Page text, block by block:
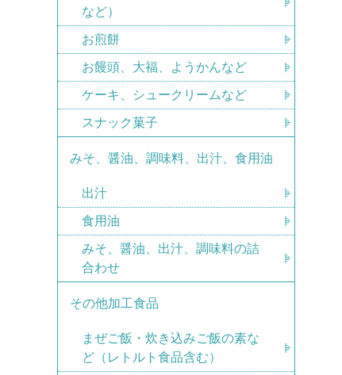
など）
お煎餅
お饅頭、大福、ようかんなど
ケーキ、シュークリームなど
スナック菓子
みそ、醤油、調味料、出汁、食用油
出汁
食用油
みそ、醤油、出汁、調味料の詰
合わせ
その他加工食品
まぜご飯・炊き込みご飯の素な
ど（レトルト食品含む）